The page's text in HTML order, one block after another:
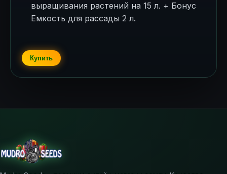
выращивания растений на 15 л. + Бонус
Емкость для рассады 2 л.
Купить